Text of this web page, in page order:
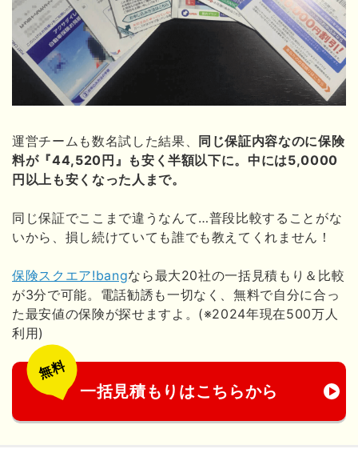
運営チームも数名試した結果、
同じ保証内容なのに保険
料が『44,520円』も安く半額以下に。中には5,0000
円以上も安くなった人まで。
同じ保証でここまで違うなんて…普段比較することがな
いから、損し続けていても誰でも教えてくれません！
保険スクエア!bangなら最大20社の一括見積もり＆比較
が3分で可能。電話勧誘も一切なく、無料で自分に合っ
た最安値の保険が探せますよ。(※2024年現在500万人
利用)
無料
一括見積もりはこちらから